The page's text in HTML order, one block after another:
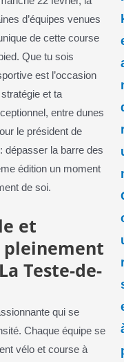
d’équipes venues
de cette course
Que tu sois
est l’occasion
et ta
entre dunes
le président de
dépasser la barre des
édition un moment
de soi.
et
Teste-de-
qui se
Chaque équipe se
vélo et course à